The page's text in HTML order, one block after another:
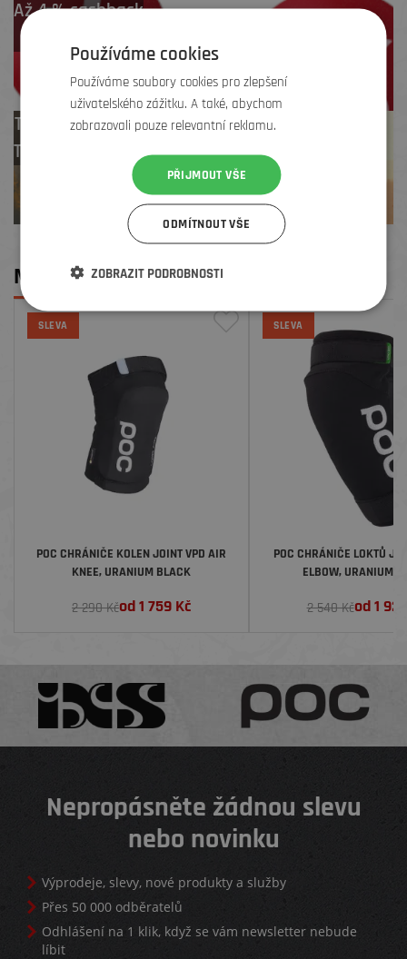
Až 4 % cashback
na další nákup
Test centrum
TREK zdarma
MOHLO BY SE VÁM LÍBIT
SLEVA
POC CHRÁNIČE KOLEN JOINT VPD AIR
KNEE, URANIUM BLACK
2 290 Kčod1 759 Kč
SLEVA
POC CHRÁNIČE LOKTŮ
ELBOW, URANIUM
2 540 Kčod1 929
Nepropásněte žádnou slevu
nebo novinku
Výprodeje, slevy, nové produkty a služby
Přes 50 000 odběratelů
Odhlášení na 1 klik, když se vám newsletter nebude
líbit
Používáme cookies
Používáme soubory cookies pro zlepšení
uživatelského zážitku. A také, abychom
zobrazovali pouze relevantní reklamu.
PŘIJMOUT VŠE
ODMÍTNOUT VŠE
ZOBRAZIT PODROBNOSTI